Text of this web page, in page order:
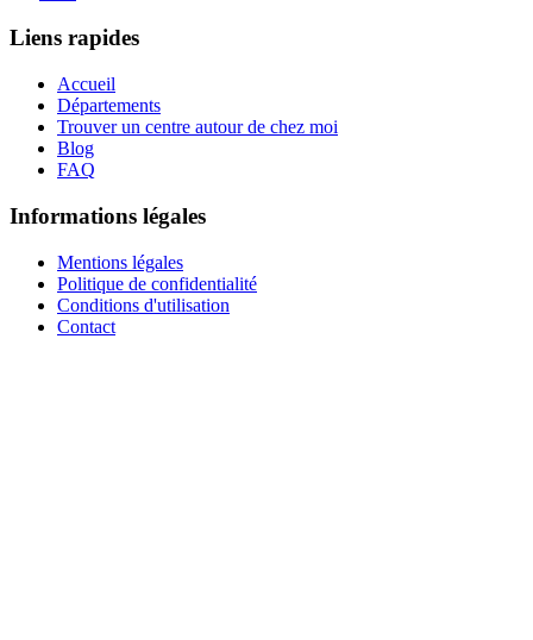
Liens rapides
Accueil
Départements
Trouver un centre autour de chez moi
Blog
FAQ
Informations légales
Mentions légales
Politique de confidentialité
Conditions d'utilisation
Contact